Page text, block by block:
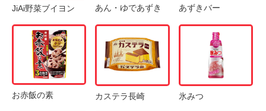
JiAi野菜ブイヨン あん・ゆであずき あずきバー
お赤飯の素 カステラ長崎 氷みつ